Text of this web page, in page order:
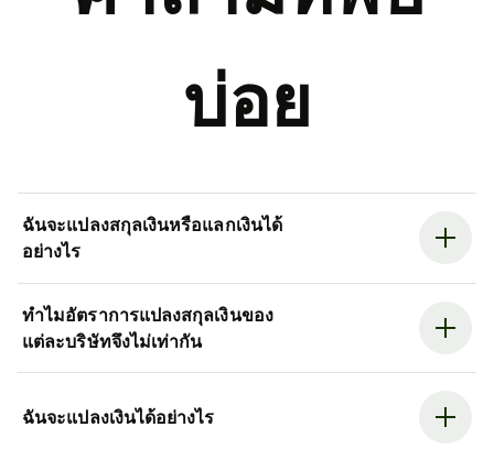
บ่อย
ฉันจะแปลงสกุลเงินหรือแลกเงินได้
อย่างไร
ทำไมอัตราการแปลงสกุลเงินของ
แต่ละบริษัทจึงไม่เท่ากัน
ฉันจะแปลงเงินได้อย่างไร